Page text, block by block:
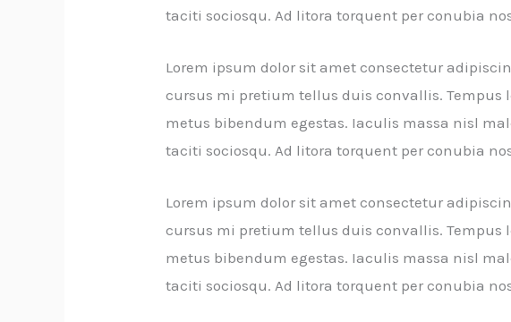
taciti sociosqu. Ad litora torquent per conubia
Lorem ipsum dolor sit amet consectetur
cursus mi pretium tellus duis convallis.
metus bibendum egestas. Iaculis massa nisl
taciti sociosqu. Ad litora torquent per conubia
Lorem ipsum dolor sit amet consectetur
cursus mi pretium tellus duis convallis.
metus bibendum egestas. Iaculis massa nisl
taciti sociosqu. Ad litora torquent per conubia